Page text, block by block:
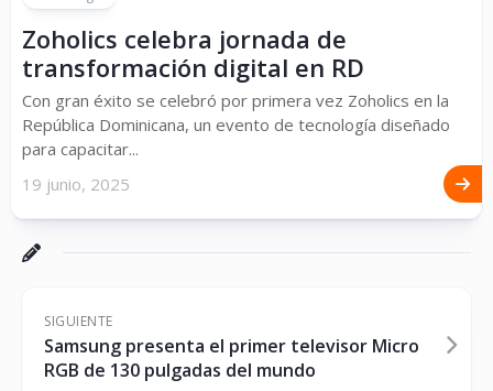
Zoholics celebra jornada de
transformación digital en RD
Con gran éxito se celebró por primera vez Zoholics en la
República Dominicana, un evento de tecnología diseñado
para capacitar...
19 junio, 2025
SIGUIENTE
Samsung presenta el primer televisor Micro
RGB de 130 pulgadas del mundo